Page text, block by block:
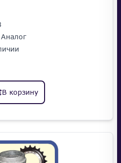
Аналог
В корзину